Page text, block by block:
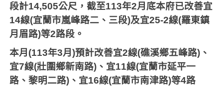
段計14,505公尺，截至113年2月底本府已改善宜
14線(宜蘭市嵐峰路二、三段)及宜25-2線(羅東鎮
月眉路)等2路段。
本月 (113年3月)預計改善宜2線(礁溪鄉五峰路) 、
宜7線(壯圍鄉新南路) 、宜11線(宜蘭市延平一
路、黎明二路) 、宜16線(宜蘭市南津路)等4路